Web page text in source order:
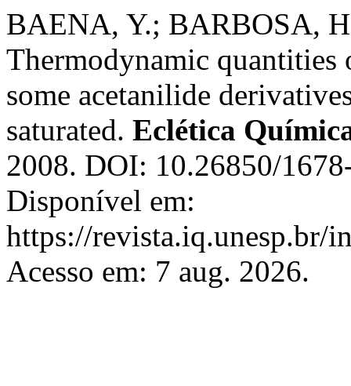
BAENA, Y.; BARBOSA,
Thermodynamic
some acetanilide
saturated. Eclética
2008. DOI: 10.26850/
Disponível em:
https://revista.iq.unesp.br/
Acesso em: 7 aug. 2026.